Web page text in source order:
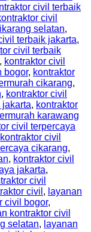
civil terbaik
civil
selatan,
terbaik jakarta,
civil terbaik
, kontraktor civil
bogor, kontraktor
cikarang,
, kontraktor civil
jakarta, kontraktor
karawang
civil terpercaya
kontraktor civil
cikarang,
, kontraktor civil
jakarta,
civil
civil , layanan
civil bogor,
kontraktor civil
selatan, layanan